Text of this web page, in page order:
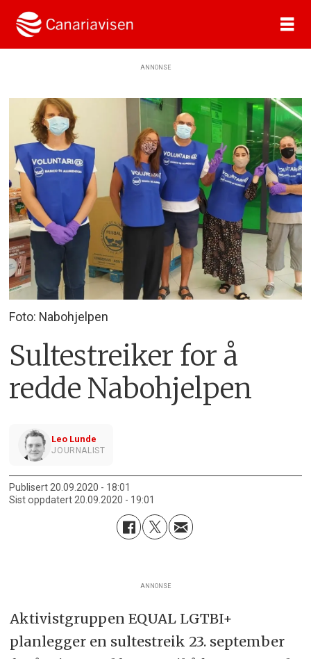
ANNONSE
Foto: Nabohjelpen
Sultestreiker for å
redde Nabohjelpen
Leo Lunde
JOURNALIST
Publisert
20.09.2020 - 18:01
Sist oppdatert
20.09.2020 - 19:01
ANNONSE
Aktivistgruppen EQUAL LGTBI+
planlegger en sultestreik 23. september